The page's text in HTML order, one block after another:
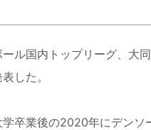
ル国内トップリーグ、大
した。
卒業後の2020年にデンソ